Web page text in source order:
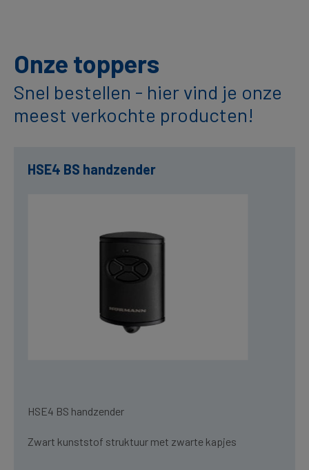
Onze toppers
Snel bestellen - hier vind je onze
meest verkochte producten!
HSE4 BS handzender
HSE4 BS handzender
Zwart kunststof struktuur met zwarte kapjes